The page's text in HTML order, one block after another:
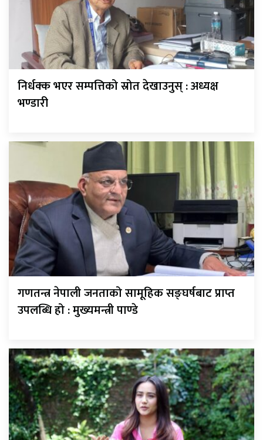
निर्धक्क भएर सम्पत्तिको स्रोत देखाउनुस् : अध्यक्ष
भण्डारी
गणतन्त्र नेपाली जनताको सामूहिक सङ्घर्षबाट प्राप्त
उपलब्धि हो : मुख्यमन्त्री पाण्डे